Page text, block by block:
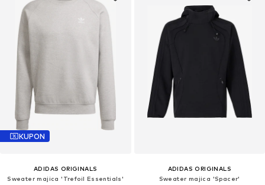
KUPON
ADIDAS ORIGINALS
Sweater majica 'Trefoil Essentials'
ADIDAS ORIGINALS
Sweater majica 'Spacer'